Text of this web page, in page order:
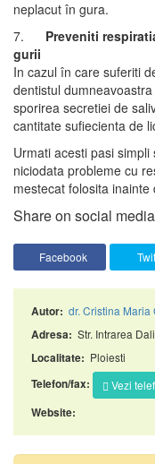
neplacut în gura.
7.
Preveniti
gurii
In cazul în care suferiti
dentistul
sporirea secretiei de
cantitate sufiecienta de
Urmati acesti pasi
niciodata probleme cu
mestecat folosita
Share on social
Facebook
Autor: dr. Cristina Maria
Adresa: Str. Intrarea
Localitate: Ploiesti
Telefon/fax:
Vezi
Website: